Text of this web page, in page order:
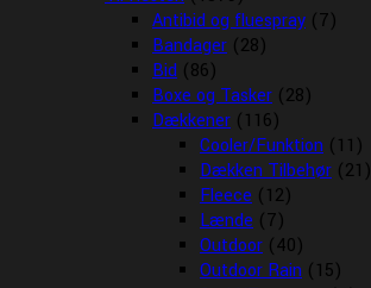
Antibid og fluespray (7)
Bandager (28)
Bid (86)
Boxe og Tasker (28)
Dækkener (116)
Cooler/Funktion (11)
Dækken Tilbehør (21)
Fleece (12)
Lænde (7)
Outdoor (40)
Outdoor Rain (15)